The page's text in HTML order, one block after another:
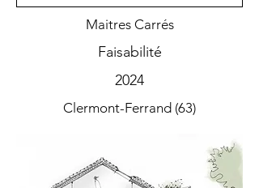
Maitres Carrés
Faisabilité
2024
Clermont-Ferrand (63)